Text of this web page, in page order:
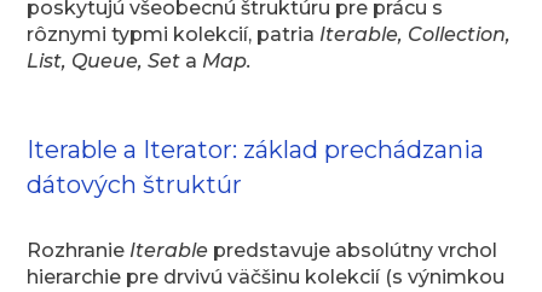
poskytujú všeobecnú štruktúru pre prácu s
rôznymi typmi kolekcií, patria Iterable, Collection,
List, Queue, Set a Map.
Iterable a Iterator: základ prechádzania
dátových štruktúr
Rozhranie Iterable predstavuje absolútny vrchol
hierarchie pre drvivú väčšinu kolekcií (s výnimkou